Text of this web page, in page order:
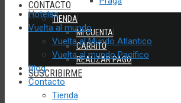
CONTACTO
TIENDA
MI CUENTA
CARRITO
REALIZAR PAGO
SUSCRIBIRME
Hoteles
Vuelta al mundo
Vuelta al Mundo Atlantico
Vuelta al mundo Pacífico
Blog
Contacto
Tienda